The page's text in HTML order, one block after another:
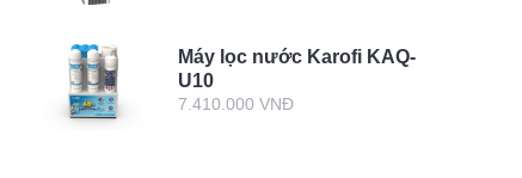
Máy lọc nước Karofi KAQ-
U10
7.410.000 VNĐ